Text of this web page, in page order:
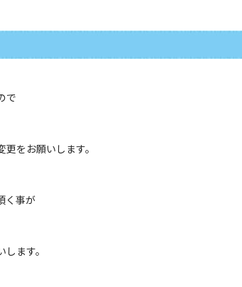
で
をお願いします。
く事が
ます。